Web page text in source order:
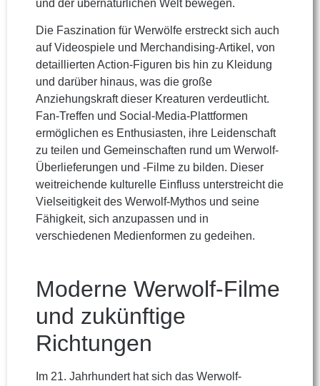
und der übernatürlichen Welt bewegen.
Die Faszination für Werwölfe erstreckt sich auch
auf Videospiele und Merchandising-Artikel, von
detaillierten Action-Figuren bis hin zu Kleidung
und darüber hinaus, was die große
Anziehungskraft dieser Kreaturen verdeutlicht.
Fan-Treffen und Social-Media-Plattformen
ermöglichen es Enthusiasten, ihre Leidenschaft
zu teilen und Gemeinschaften rund um Werwolf-
Überlieferungen und -Filme zu bilden. Dieser
weitreichende kulturelle Einfluss unterstreicht die
Vielseitigkeit des Werwolf-Mythos und seine
Fähigkeit, sich anzupassen und in
verschiedenen Medienformen zu gedeihen.
Moderne Werwolf-Filme
und zukünftige
Richtungen
Im 21. Jahrhundert hat sich das Werwolf-